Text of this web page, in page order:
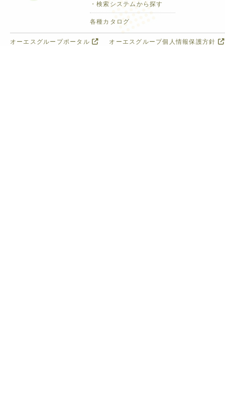
・検索システムから探す
各種カタログ
オーエスグループポータル オーエスグループ個人情報保護方針